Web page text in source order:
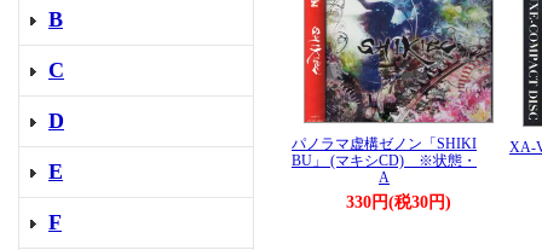
B
C
D
E
F
パノラマ虚構ゼノン「SHIKI
BU」 (マキシCD) ※状態・
A
330円(税30円)
XA-